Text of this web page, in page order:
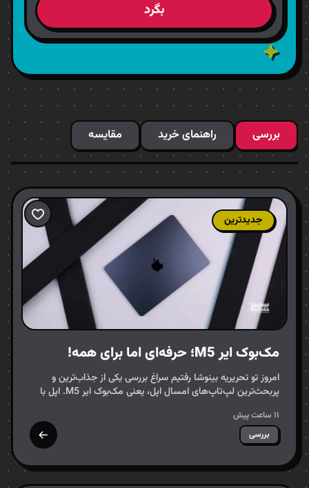
بگرد
بررسی راهنمای خرید مقایسه
جدیدترین
مک‌بوک ایر M5؛ حرفه‌ای اما برای همه!
امروز تو تحریریه بینوشا رفتیم سراغ بررسی یکی از جذاب‌ترین و
پربحث‌ترین لپ‌تاپ‌های امسال اپل، یعنی مک‌بوک ایر M5. اپل با
۱۱ ساعت پیش
بررسی